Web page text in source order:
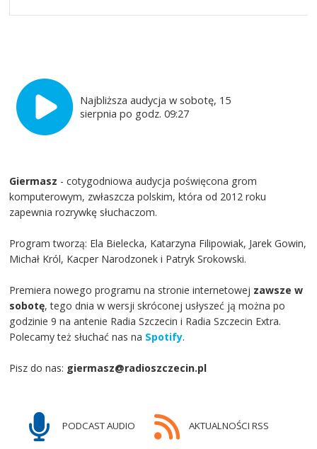
Najbliższa audycja w sobotę, 15
sierpnia po godz. 09:27
Giermasz - cotygodniowa audycja poświęcona grom
komputerowym, zwłaszcza polskim, która od 2012 roku
zapewnia rozrywkę słuchaczom.
Program tworzą: Ela Bielecka, Katarzyna Filipowiak, Jarek Gowin,
Michał Król, Kacper Narodzonek i Patryk Srokowski.
Premiera nowego programu na stronie internetowej zawsze w
sobotę, tego dnia w wersji skróconej usłyszeć ją można po
godzinie 9 na antenie Radia Szczecin i Radia Szczecin Extra.
Polecamy też słuchać nas na Spotify.
Pisz do nas: giermasz@radioszczecin.pl
PODCAST AUDIO AKTUALNOŚCI RSS